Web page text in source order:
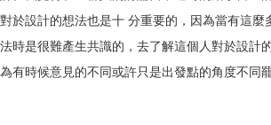
對於設計的想法也是十 分重要的，因為當有這麼
法時是很難產生共識的，去了解這個人對於設計
為有時候意見的不同或許只是出發點的角度不同